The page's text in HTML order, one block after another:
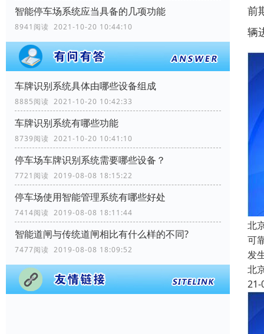
智能停车场系统应当具备的几项功能
8941阅读 2021-10-20 10:44:10
车牌识别系统具体由哪些设备组成
8885阅读 2021-10-20 10:42:33
车牌识别系统有哪些功能
8739阅读 2021-10-20 10:41:10
停车场车牌识别系统需要哪些设备？
7721阅读 2019-08-08 18:15:22
停车场使用智能管理系统有哪些好处
7414阅读 2019-08-08 18:11:44
智能道闸与传统道闸相比有什么样的不同?
7477阅读 2019-08-08 18:09:52
前
辆
北
可
发
北
21-